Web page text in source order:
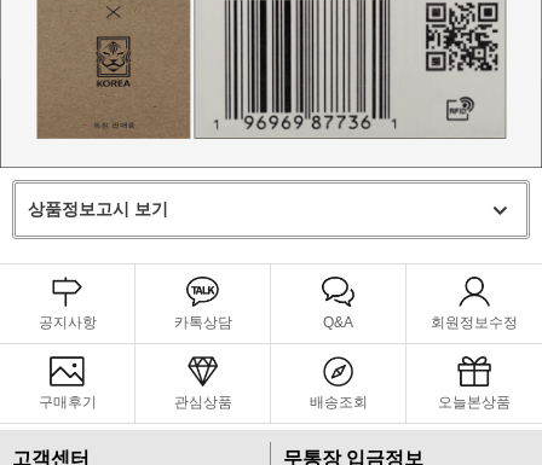
상품정보고시 보기
공지사항 카톡상담 Q&A 회원정보수정
구매후기 관심상품 배송조회 오늘본상품
고객센터 무통장 입금정보